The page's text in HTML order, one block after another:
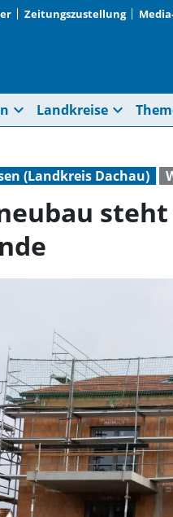
Zeitungszustellung
expand_more Landkreise expand_more
(Landkreis Dachau)